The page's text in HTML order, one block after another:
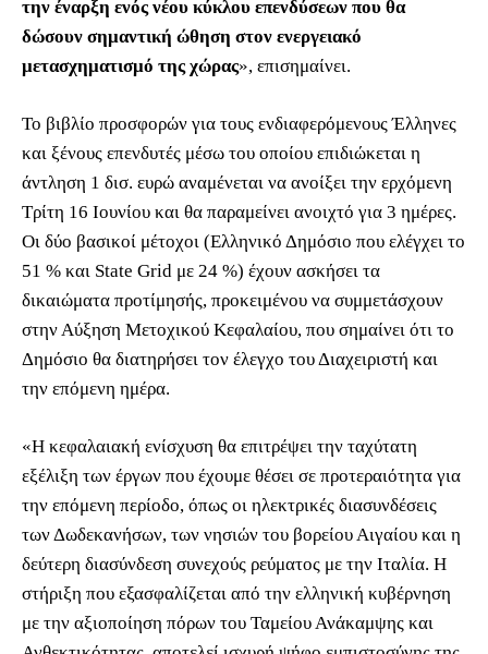
την έναρξη ενός νέου κύκλου επενδύσεων που θα
δώσουν σημαντική ώθηση στον ενεργειακό
μετασχηματισμό της χώρας», επισημαίνει.
Το βιβλίο προσφορών για τους ενδιαφερόμενους Έλληνες
και ξένους επενδυτές μέσω του οποίου επιδιώκεται η
άντληση 1 δισ. ευρώ αναμένεται να ανοίξει την ερχόμενη
Τρίτη 16 Ιουνίου και θα παραμείνει ανοιχτό για 3 ημέρες.
Οι δύο βασικοί μέτοχοι (Ελληνικό Δημόσιο που ελέγχει το
51 % και State Grid με 24 %) έχουν ασκήσει τα
δικαιώματα προτίμησής, προκειμένου να συμμετάσχουν
στην Αύξηση Μετοχικού Κεφαλαίου, που σημαίνει ότι το
Δημόσιο θα διατηρήσει τον έλεγχο του Διαχειριστή και
την επόμενη ημέρα.
«Η κεφαλαιακή ενίσχυση θα επιτρέψει την ταχύτατη
εξέλιξη των έργων που έχουμε θέσει σε προτεραιότητα για
την επόμενη περίοδο, όπως οι ηλεκτρικές διασυνδέσεις
των Δωδεκανήσων, των νησιών του βορείου Αιγαίου και η
δεύτερη διασύνδεση συνεχούς ρεύματος με την Ιταλία. Η
στήριξη που εξασφαλίζεται από την ελληνική κυβέρνηση
με την αξιοποίηση πόρων του Ταμείου Ανάκαμψης και